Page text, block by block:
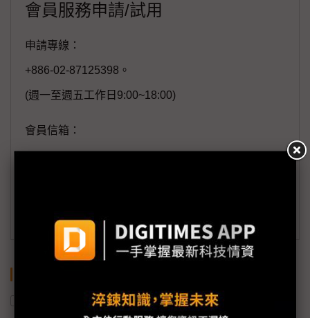
會員服務申請/試用
申請專線：
+886-02-87125398。
(週一至週五工作日9:00~18:00)
會員信箱：
member@digitimes.com
訂閱DIGITIMES 行動版
PCB 出貨量 PCB設備